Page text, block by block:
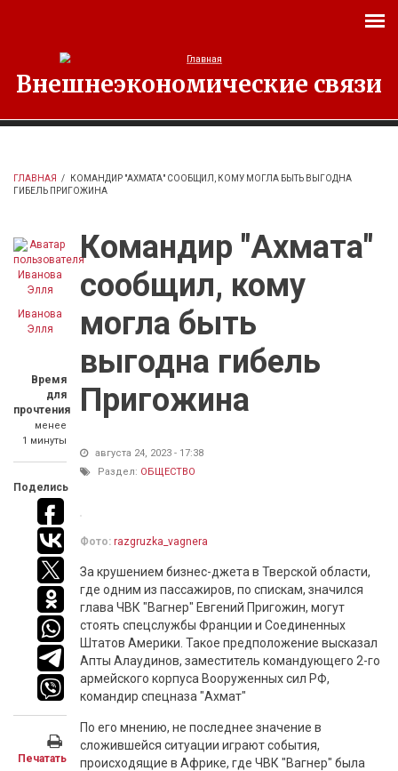
Внешнеэкономические связи
ГЛАВНАЯ /
КОМАНДИР "АХМАТА" СООБЩИЛ, КОМУ МОГЛА БЫТЬ ВЫГОДНА
ГИБЕЛЬ ПРИГОЖИНА
Иванова
Элля
Время
для
прочтения
менее
1 минуты
Поделись
Печатать
Командир "Ахмата"
сообщил, кому
могла быть
выгодна гибель
Пригожина
августа 24, 2023 - 17:38
Раздел: ОБЩЕСТВО
Фото: razgruzka_vagnera
За крушением бизнес-джета в Тверской области,
где одним из пассажиров, по спискам, значился
глава ЧВК "Вагнер" Евгений Пригожин, могут
стоять спецслужбы Франции и Соединенных
Штатов Америки. Такое предположение высказал
Апты Алаудинов, заместитель командующего 2-го
армейского корпуса Вооруженных сил РФ,
командир спецназа "Ахмат"
По его мнению, не последнее значение в
сложившейся ситуации играют события,
происходящие в Африке, где ЧВК "Вагнер" была